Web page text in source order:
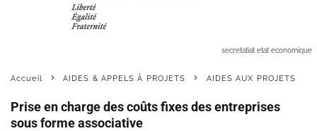
secretatiat etat economique
Accueil AIDES & APPELS À PROJETS AIDES AUX PROJETS
Prise en charge des coûts fixes des entreprises
sous forme associative